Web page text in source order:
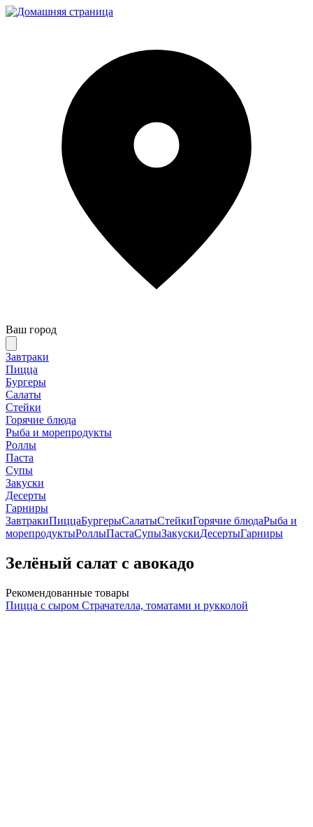
Ваш город
Завтраки
Пицца
Бургеры
Салаты
Стейки
Горячие блюда
Рыба и морепродукты
Роллы
Паста
Супы
Закуски
Десерты
Гарниры
ЗавтракиПиццаБургерыСалатыСтейкиГорячие блюдаРыба и
морепродуктыРоллыПастаСупыЗакускиДесертыГарниры
Зелёный салат с авокадо
Рекомендованные товары
Пицца с сыром Страчателла, томатами и рукколой